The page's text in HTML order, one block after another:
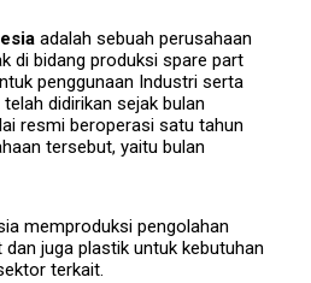
adalah sebuah perusahaan
di bidang produksi spare part
penggunaan Industri serta
didirikan sejak bulan
resmi beroperasi satu tahun
tersebut, yaitu bulan
memproduksi pengolahan
juga plastik untuk kebutuhan
terkait.